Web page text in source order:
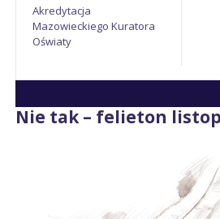
Akredytacja
Mazowieckiego Kuratora
Oświaty
Nie tak – felieton